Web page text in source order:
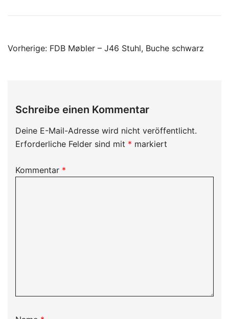
Beitragsnavigation
Vorherige: FDB Møbler – J46 Stuhl, Buche schwarz
Schreibe einen Kommentar
Deine E-Mail-Adresse wird nicht veröffentlicht.
Erforderliche Felder sind mit * markiert
Kommentar *